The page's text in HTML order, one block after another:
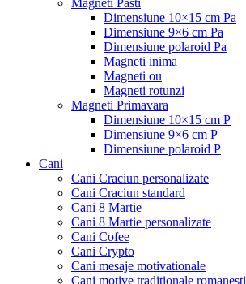
Magneti Pasti
Dimensiune 10×15 cm Pa
Dimensiune 9×6 cm Pa
Dimensiune polaroid Pa
Magneti inima
Magneti ou
Magneti rotunzi
Magneti Primavara
Dimensiune 10×15 cm P
Dimensiune 9×6 cm P
Dimensiune polaroid P
Cani
Cani Craciun personalizate
Cani Craciun standard
Cani 8 Martie
Cani 8 Martie personalizate
Cani Cofee
Cani Crypto
Cani mesaje motivationale
Cani motive traditionale romanesti